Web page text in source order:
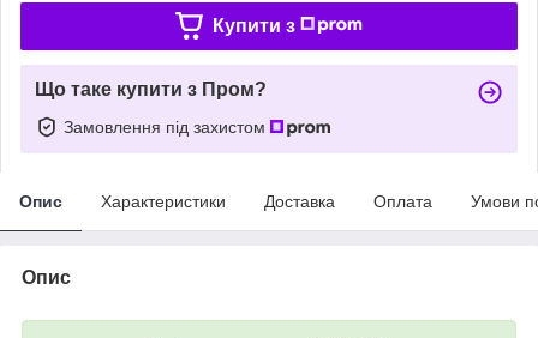
Купити з
Що таке купити з Пром?
Замовлення під захистом
Опис Характеристики Доставка Оплата Умови
Опис